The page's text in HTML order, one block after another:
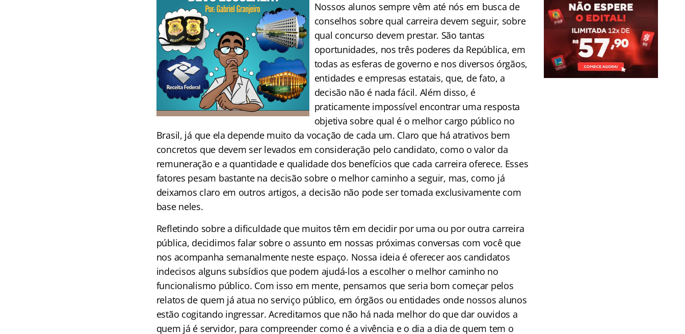
Nossos alunos sempre vêm até nós em busca de
conselhos sobre qual carreira devem seguir, sobre
qual concurso devem prestar. São tantas
oportunidades, nos três poderes da República, em
todas as esferas de governo e nos diversos órgãos,
entidades e empresas estatais, que, de fato, a
decisão não é nada fácil. Além disso, é
praticamente impossível encontrar uma resposta
objetiva sobre qual é o melhor cargo público no
Brasil, já que ela depende muito da vocação de cada um. Claro que há atrativos bem
concretos que devem ser levados em consideração pelo candidato, como o valor da
remuneração e a quantidade e qualidade dos benefícios que cada carreira oferece. Esses
fatores pesam bastante na decisão sobre o melhor caminho a seguir, mas, como já
deixamos claro em outros artigos, a decisão não pode ser tomada exclusivamente com
base neles.
Refletindo sobre a dificuldade que muitos têm em decidir por uma ou por outra carreira
pública, decidimos falar sobre o assunto em nossas próximas conversas com você que
nos acompanha semanalmente neste espaço. Nossa ideia é oferecer aos candidatos
indecisos alguns subsídios que podem ajudá-los a escolher o melhor caminho no
funcionalismo público. Com isso em mente, pensamos que seria bom começar pelos
relatos de quem já atua no serviço público, em órgãos ou entidades onde nossos alunos
estão cogitando ingressar. Acreditamos que não há nada melhor do que dar ouvidos a
quem já é servidor, para compreender como é a vivência e o dia a dia de quem tem o